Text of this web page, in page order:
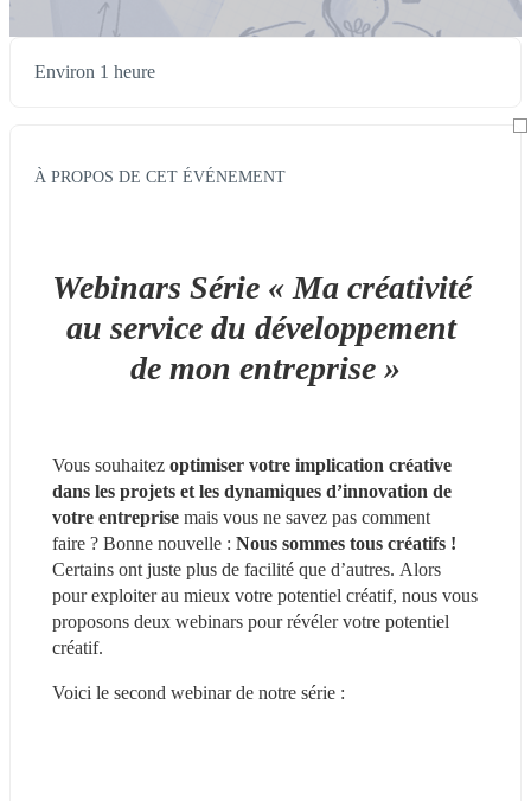
Environ 1 heure
À PROPOS DE CET ÉVÉNEMENT
Webinars Série « Ma créativité
au service du développement
de mon entreprise »
Vous souhaitez optimiser votre implication créative
dans les projets et les dynamiques d’innovation de
votre entreprise mais vous ne savez pas comment
faire ? Bonne nouvelle :
Certains ont juste plus de facilité que d’autres. Alors
pour exploiter au mieux votre potentiel créatif, nous vous
proposons deux webinars pour révéler votre potentiel
créatif.
Voici le second webinar de notre série :